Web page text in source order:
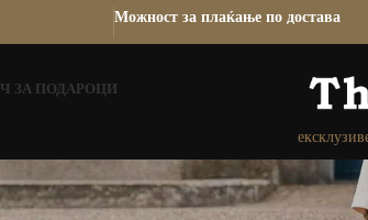
ЗА ПОДАРОЦИ
Можност за плаќање по достава